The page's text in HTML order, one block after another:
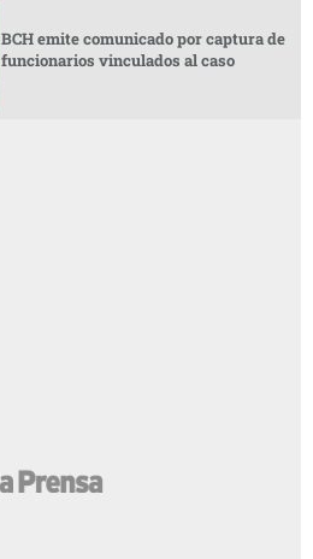
BCH emite comunicado por captura de
funcionarios vinculados al caso